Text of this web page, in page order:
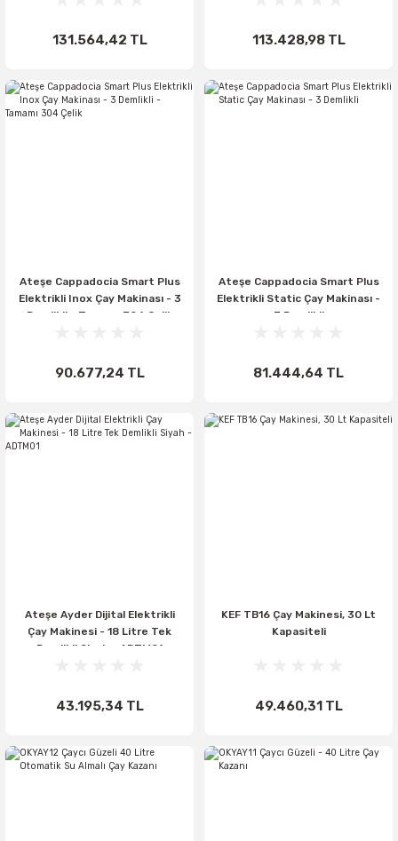
131.564,42 TL 113.428,98 TL
Ateşe Cappadocia Smart Plus
Elektrikli Inox Çay Makinası - 3
Demlikli - Tamamı 304 Çelik
90.677,24 TL
Ateşe Cappadocia Smart Plus
Elektrikli Static Çay Makinası -
3 Demlikli
81.444,64 TL
Ateşe Ayder Dijital Elektrikli
Çay Makinesi - 18 Litre Tek
Demlikli Siyah - ADTM01
43.195,34 TL
KEF TB16 Çay Makinesi, 30 Lt
Kapasiteli
49.460,31 TL